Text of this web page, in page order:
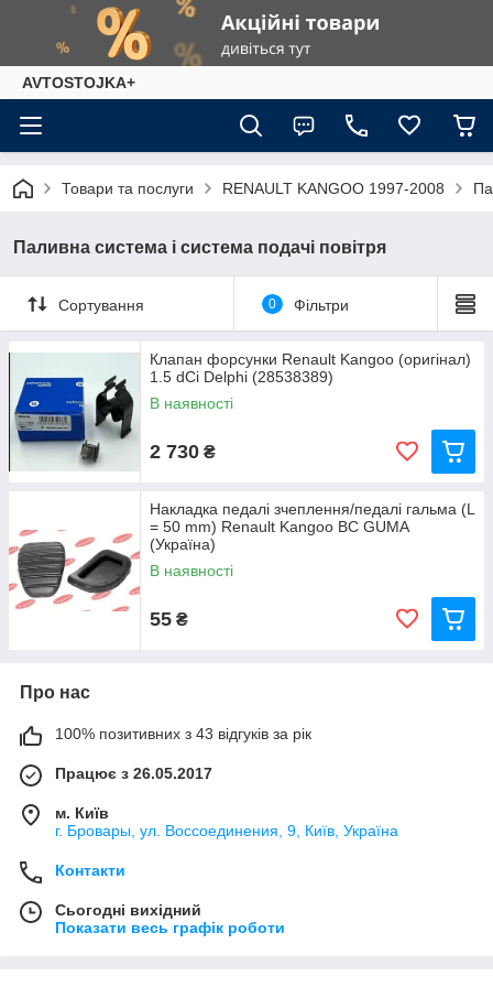
AVTOSTOJKA+
Товари та послуги RENAULT KANGOO 1997-2008
Паливна система і система подачі повітря
Сортування 0 Фільтри
Клапан форсунки Renault Kangoo (оригінал)
1.5 dCi Delphi (28538389)
В наявності
2 730 ₴
Накладка педалі зчеплення/педалі гальма (L
= 50 mm) Renault Kangoo BC GUMA
(Україна)
В наявності
55 ₴
Про нас
100% позитивних з 43 відгуків за рік
Працює з 26.05.2017
м. Київ
г. Бровары, ул. Воссоединения, 9, Київ, Україна
Контакти
Сьогодні вихідний
Показати весь графік роботи